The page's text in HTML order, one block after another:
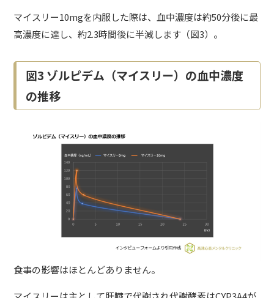
マイスリー10mgを内服した際は、血中濃度は約50分後に最
高濃度に達し、約2.3時間後に半減します（図3）。
図3 ゾルピデム（マイスリー）の血中濃度
の推移
食事の影響はほとんどありません。